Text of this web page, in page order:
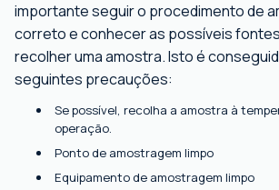
importante seguir o procedimento de
correto e conhecer as possíveis
recolher uma amostra. Isto é
seguintes precauções:
Se possível, recolha a amostra à
operação.
Ponto de amostragem limpo
Equipamento de amostragem limpo